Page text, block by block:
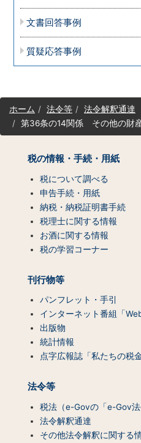
文書回答事例
質疑応答事例
サ
イホーム 法令等
法令解釈通達
第36条の14関係 その他の財
税の情報・手続・用紙
税について調べる
申告手続・用紙
納税・納税証明書手続
税理士に関する情報
お酒に関する情報
税の学習コーナー
刊行物等
パンフレット・手引
インターネット番組「
出版物
統計情報
点字広報誌「私たちの税金
法令等
税法（e-Govの「e-Gov法
法令解釈通達
その他法令解釈に関する